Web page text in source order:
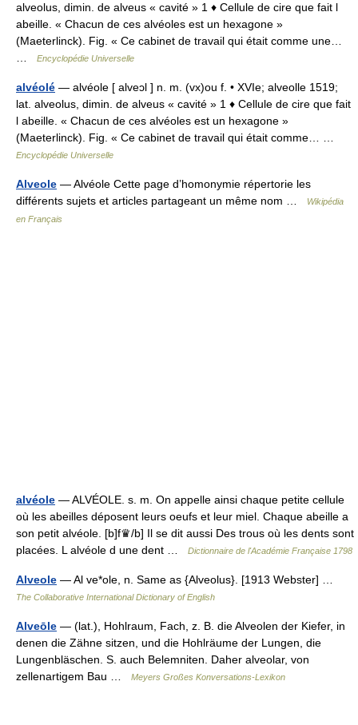
alveolus, dimin. de alveus « cavité » 1 ♦ Cellule de cire que fait l
abeille. « Chacun de ces alvéoles est un hexagone »
(Maeterlinck). Fig. « Ce cabinet de travail qui était comme une…
Encyclopédie Universelle
alvéolé — alvéole [ alveɔl ] n. m. (vx)ou f. • XVIe; alveolle 1519;
lat. alveolus, dimin. de alveus « cavité » 1 ♦ Cellule de cire que fait
l abeille. « Chacun de ces alvéoles est un hexagone »
(Maeterlinck). Fig. « Ce cabinet de travail qui était comme… …
Encyclopédie Universelle
Alveole — Alvéole Cette page d’homonymie répertorie les
différents sujets et articles partageant un même nom …
Wikipédia
en Français
alvéole — ALVÉOLE. s. m. On appelle ainsi chaque petite cellule
où les abeilles déposent leurs oeufs et leur miel. Chaque abeille a
son petit alvéole. [b]f♛/b] Il se dit aussi Des trous où les dents sont
placées. L alvéole d une dent …
Dictionnaire de l'Académie Française 1798
Alveole — Al ve*ole, n. Same as {Alveolus}. [1913 Webster] …
The Collaborative International Dictionary of English
Alveōle — (lat.), Hohlraum, Fach, z. B. die Alveolen der Kiefer, in
denen die Zähne sitzen, und die Hohlräume der Lungen, die
Lungenbläschen. S. auch Belemniten. Daher alveolar, von
zellenartigem Bau …
Meyers Großes Konversations-Lexikon